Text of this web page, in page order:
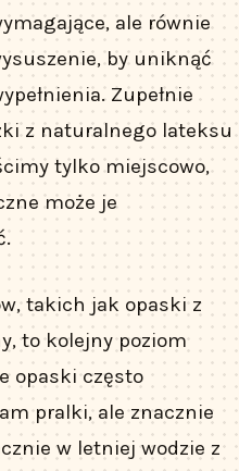
ale równie
by uniknąć
Zupełnie
z naturalnego lateksu
tylko miejscowo,
może je
takich jak opaski z
to kolejny poziom
opaski często
pralki, ale znacznie
w letniej wodzie z